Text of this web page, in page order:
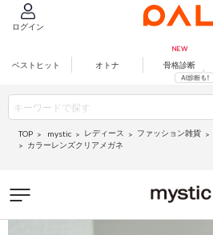
ログイン
ベストヒット オトナ 骨格診断
TOP mystic レディース ファッション雑貨
カラーレンズクリアメガネ